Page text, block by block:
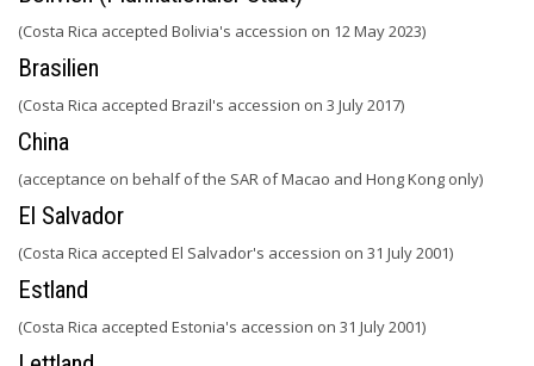
(Costa Rica accepted Bolivia's accession on 12 May 2023)
Brasilien
(Costa Rica accepted Brazil's accession on 3 July 2017)
China
(acceptance on behalf of the SAR of Macao and Hong Kong only)
El Salvador
(Costa Rica accepted El Salvador's accession on 31 July 2001)
Estland
(Costa Rica accepted Estonia's accession on 31 July 2001)